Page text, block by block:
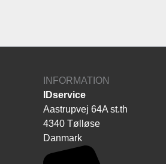
INFORMATION
IDservice
Aastrupvej 64A st.th
4340 Tølløse
Danmark